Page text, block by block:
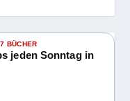
BÜCHER
jeden Sonntag in